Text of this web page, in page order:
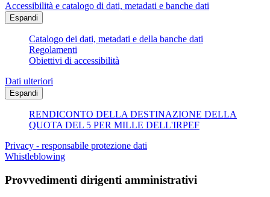
Accessibilità e catalogo di dati, metadati e banche dati
Espandi
Catalogo dei dati, metadati e della banche dati
Regolamenti
Obiettivi di accessibilità
Dati ulteriori
Espandi
RENDICONTO DELLA DESTINAZIONE DELLA
QUOTA DEL 5 PER MILLE DELL'IRPEF
Privacy - responsabile protezione dati
Whistleblowing
Provvedimenti dirigenti amministrativi